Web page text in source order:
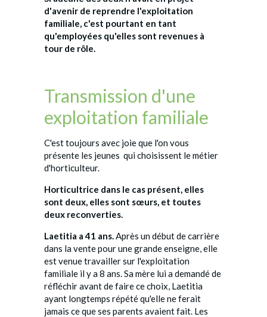
d'avenir de reprendre l'exploitation
familiale, c'est pourtant en tant
qu'employées qu'elles sont revenues à
tour de rôle.
Transmission d'une
exploitation familiale
C'est toujours avec joie que l'on vous
présente les jeunes qui choisissent le métier
d'horticulteur.
Horticultrice dans le cas présent, elles
sont deux, elles sont sœurs, et toutes
deux reconverties.
Laetitia a 41 ans.Après un début de carrière
dans la vente pour une grande enseigne, elle
est venue travailler sur l'exploitation
familiale il y a 8 ans. Sa mère lui a demandé de
réfléchir avant de faire ce choix, Laetitia
ayant longtemps répété qu'elle ne ferait
jamais ce que ses parents avaient fait. Les